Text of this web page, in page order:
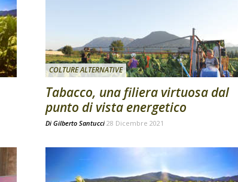
COLTURE ALTERNATIVE
Tabacco, una filiera virtuosa dal
punto di vista energetico
Di Gilberto Santucci 28 Dicembre 2021